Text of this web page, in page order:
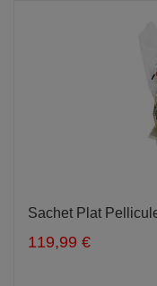
Sachet Plat
119,99 €